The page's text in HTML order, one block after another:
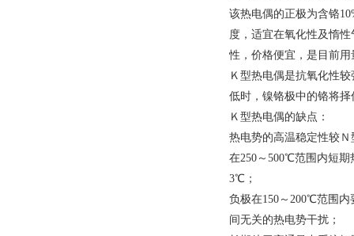
该热电偶的正极为含铬
度，适宜在氧化性及惰
性，价格便宜，是目前
Ｋ型热电偶是抗氧化性
低时，镍铬极中的铬将
Ｋ型热电偶的缺点：
热电势的高温稳定性较
在250～500℃范围内短期
3℃ ；
负极在150～200℃范围内
间无关的热电势干扰；